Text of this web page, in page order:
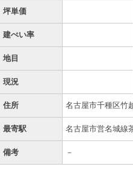
坪単価
建ぺい率
地目
現況
住所 名古屋市千種区竹
最寄駅 名古屋市営名城線
備考 －